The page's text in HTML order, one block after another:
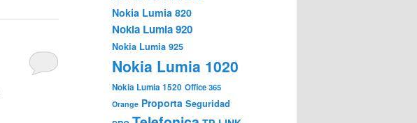
Nokia Lumia 820
Nokia Lumia 920
Nokia Lumia 925
Nokia Lumia 1020
Nokia Lumia 1520 Office 365
Orange Proporta Seguridad